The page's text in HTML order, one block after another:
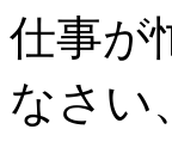
仕事が
なさい